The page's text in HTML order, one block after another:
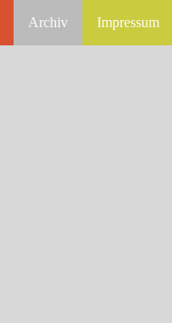
Archiv Impressum